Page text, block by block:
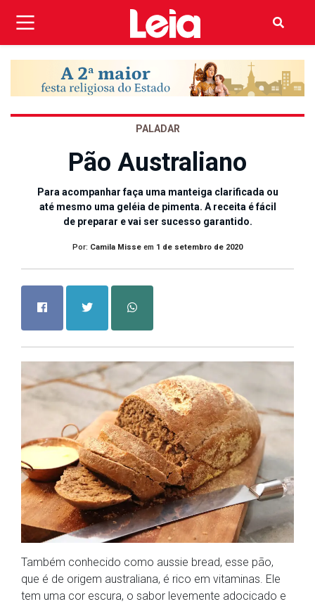
PALADAR
Pão Australiano
Para acompanhar faça uma manteiga clarificada ou
até mesmo uma geléia de pimenta. A receita é fácil
de preparar e vai ser sucesso garantido.
Por: Camila Misse em 1 de setembro de 2020
Também conhecido como aussie bread, esse pão,
que é de origem australiana, é rico em vitaminas. Ele
tem uma cor escura, o sabor levemente adocicado e